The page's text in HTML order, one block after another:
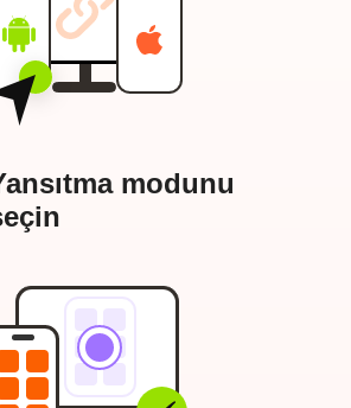
modunu